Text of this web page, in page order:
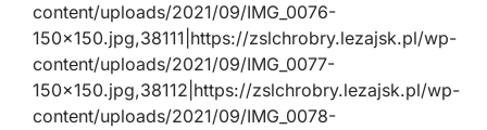
content/uploads/2021/09/IMG_0076-
150×150.jpg,38111|https://zslchrobry.lezajsk.pl/wp-
content/uploads/2021/09/IMG_0077-
150×150.jpg,38112|https://zslchrobry.lezajsk.pl/wp-
content/uploads/2021/09/IMG_0078-